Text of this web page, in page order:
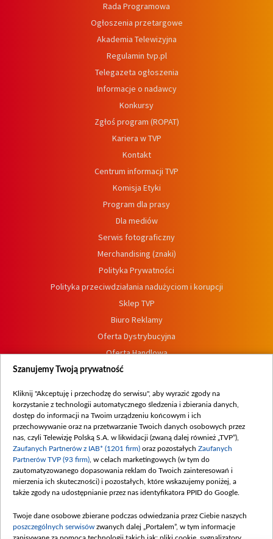
Rada Programowa
Ogłoszenia przetargowe
Akademia Telewizyjna
Regulamin tvp.pl
Telegazeta ogłoszenia
Informacje o nadawcy
Konkursy
Zgłoś program (ROPAT)
Kariera w TVP
Kontakt
Centrum informacji TVP
Komisja Etyki
Program dla prasy
Dla mediów
Serwis fotograficzny
Merchandising (znaki)
Polityka Prywatności
Polityka przeciwdziałania nadużyciom i korupcji
Sklep TVP
Biuro Reklamy
Oferta Dystrybucyjna
Oferta Handlowa
Dostępność
Procedura zgłoszeń wewnętrznych
Szanujemy Twoją prywatność
Kliknij "Akceptuję i przechodzę do serwisu", aby wyrazić zgody na
korzystanie z technologii automatycznego śledzenia i zbierania danych,
dostęp do informacji na Twoim urządzeniu końcowym i ich
przechowywanie oraz na przetwarzanie Twoich danych osobowych przez
nas, czyli Telewizję Polską S.A. w likwidacji (zwaną dalej również „TVP”),
Zaufanych Partnerów z IAB* (1201 firm) oraz pozostałych Zaufanych
Partnerów TVP (93 firm) , w celach marketingowych (w tym do
zautomatyzowanego dopasowania reklam do Twoich zainteresowań i
mierzenia ich skuteczności) i pozostałych, które wskazujemy poniżej, a
także zgody na udostępnianie przez nas identyfikatora PPID do Google.
Twoje dane osobowe zbierane podczas odwiedzania przez Ciebie naszych
poszczególnych serwisów zwanych dalej „Portalem”, w tym informacje